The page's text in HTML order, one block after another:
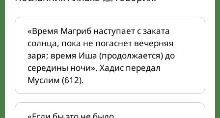
«Время Магриб наступает с заката
солнца, пока не погаснет вечерняя
заря; время Иша (продолжается) до
середины ночи». Хадис передал
Муслим (612).